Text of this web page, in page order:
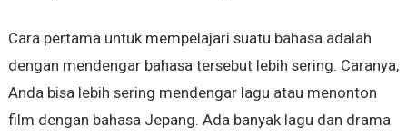
Cara pertama untuk mempelajari suatu bahasa adalah
dengan mendengar bahasa tersebut lebih sering. Caranya,
Anda bisa lebih sering mendengar lagu atau menonton
film dengan bahasa Jepang. Ada banyak lagu dan drama